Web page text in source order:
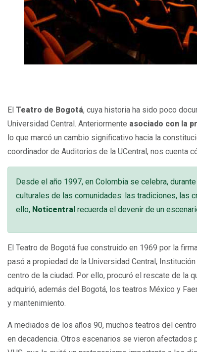
El Teatro de Bogotá, cuya historia ha sido poco
Universidad Central. Anteriormente asociado con la
lo que marcó un cambio significativo hacia la
coordinador de Auditorios de la UCentral, nos cuenta
Desde el año 1997, en Colombia se celebra,
culturales de las comunidades: las tradiciones, las
ello, Noticentral recuerda el devenir de un
El Teatro de Bogotá fue construido en 1969 por la
pasó a propiedad de la Universidad Central,
centro de la ciudad. Por ello, procuró el rescate de la
adquirió, además del Bogotá, los teatros México y
y mantenimiento.
A mediados de los años 90, muchos teatros del
en decadencia. Otros escenarios se vieron